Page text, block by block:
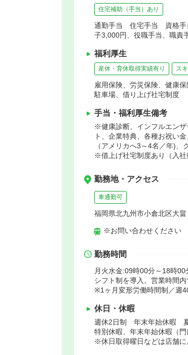
住宅補助（手当）あり
通勤手当 住宅手当 資格手
子3,000円、役職手当、職
福利厚生
産休・育休取得実績有り ス
雇用保険、労災保険、健康
駐車場、借り上げ社宅制度
手当・福利厚生備考
※健康診断、インフルエン
ト、企業特典、各種お祝い
（アメリカへ3～4名／年)、
※借上げ社宅制度あり（入社
勤務地・アクセス
車通勤可
福岡県北九州市小倉北区大畠
※お問い合わせください
勤務時間
月火水金:09時00分～18時
シフト制を導入。営業時間
※1ヶ月変形労働時間制／週
休日・休暇
週休2日制 年末年始休暇
特別休暇、年末年始休暇（
※休日取得曜日などは店舗に